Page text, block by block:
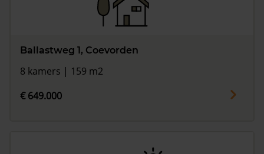
Ballastweg 1, Coevorden
8 kamers | 159 m2
€ 649.000